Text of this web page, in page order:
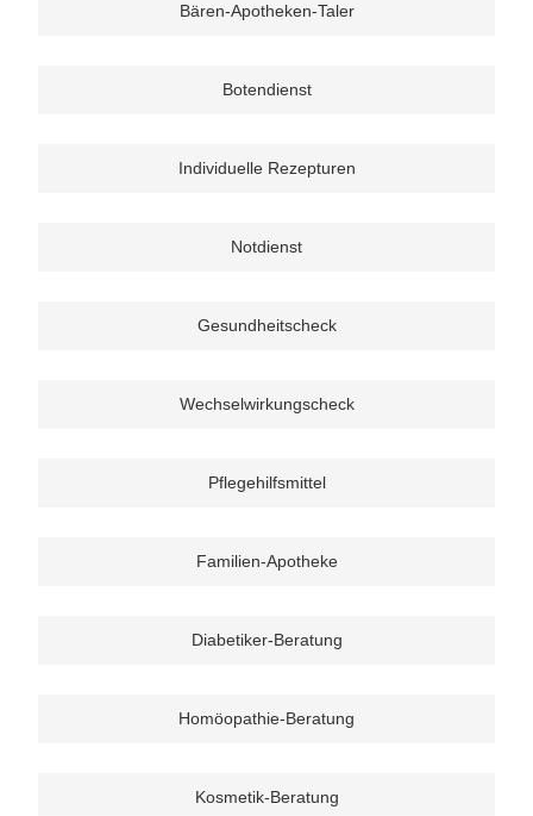
Bären-Apotheken-Taler
Botendienst
Individuelle Rezepturen
Notdienst
Gesundheitscheck
Wechselwirkungscheck
Pflegehilfsmittel
Familien-Apotheke
Diabetiker-Beratung
Homöopathie-Beratung
Kosmetik-Beratung